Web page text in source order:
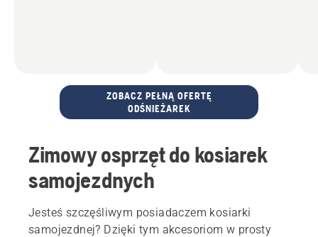
ZOBACZ PEŁNĄ OFERTĘ
ODŚNIEŻAREK
Zimowy osprzęt do kosiarek
samojezdnych
Jesteś szczęśliwym posiadaczem kosiarki
samojezdnej? Dzięki tym akcesoriom w prosty